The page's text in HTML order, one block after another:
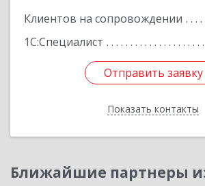
Клиентов на сопровождении
1С:Специалист
Отправить заявку
Показать контакты
Отправить заявку
Назад
Ближайшие партнеры